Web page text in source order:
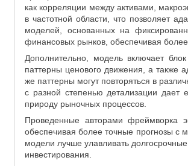
как корреляции между активами,
в частотной области, что позволяет
моделей, основанных на
финансовых рынков, обеспечивая
Дополнительно, модель включает
паттерны ценового движения, а
же паттерны могут повторяться в
с разной степенью детализации дает
природу рыночных процессов.
Проведенные авторами фреймворка
обеспечивая более точные прогнозы с
модели лучше улавливать
инвестирования.